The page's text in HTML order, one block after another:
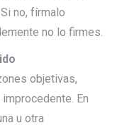
no, fírmalo
no lo firmes.
objetivas,
En
u otra